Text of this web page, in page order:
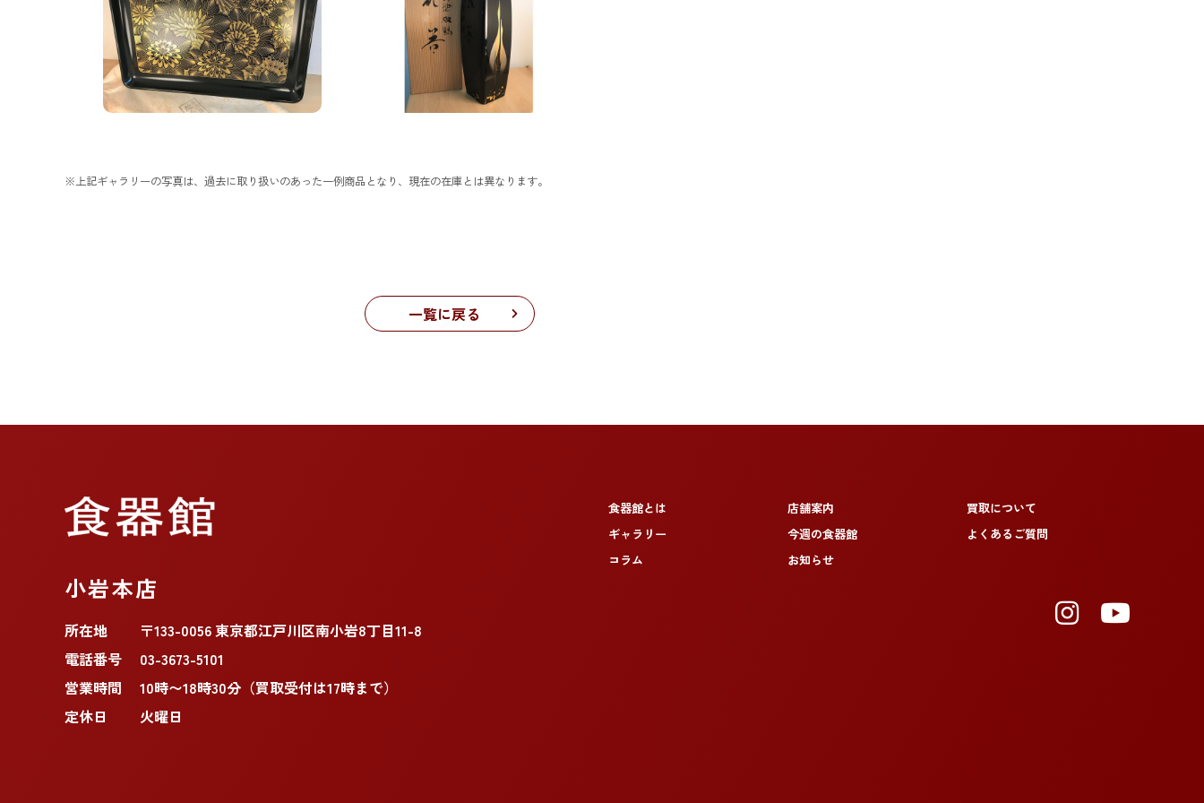
※上記ギャラリーの写真は、過去に取り扱いのあった一例商品となり、現在の在庫とは異なります。
一覧に戻る
小岩本店
所在地
〒133-0056 東京都江戸川区南小岩8丁目11-8
電話番号
03-3673-5101
営業時間
10時〜18時30分（買取受付は17時まで）
定休日
火曜日
食器館とは 店舗案内
買取について
ギャラリー
今週の食器館
よくあるご質問
コラム
お知らせ